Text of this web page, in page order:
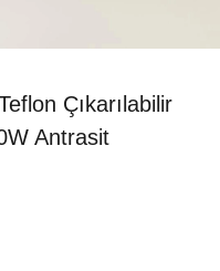
Çıkarılabilir
Antrasit